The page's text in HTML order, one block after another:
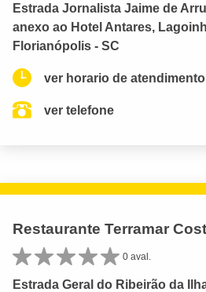
Estrada Jornalista Jaime de
anexo ao Hotel Antares,
Florianópolis - SC
ver horario de
ver telefone
Restaurante Terramar
0 aval.
Estrada Geral do Ribeirão da